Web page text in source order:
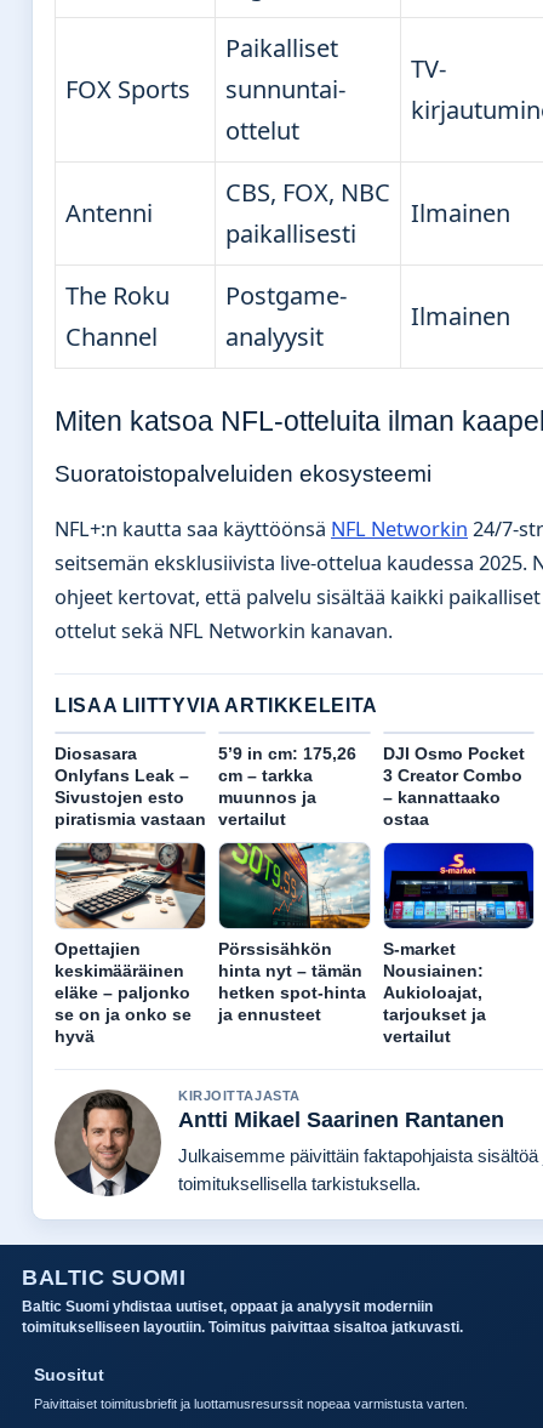
FOX Sports
Paikalliset
sunnuntai-
ottelut
TV-
Antenni
CBS, FOX, NBC
paikallisesti
Ilmainen
The Roku
Channel
Postgame-
analyysit
Ilmainen
Miten katsoa NFL-otteluita ilman
Suoratoistopalveluiden ekosysteemi
NFL+:n kautta saa käyttöönsä NFL Networkin 24/7-
seitsemän eksklusiivista live-ottelua kaudessa 2025.
ohjeet kertovat, että palvelu sisältää kaikki
ottelut sekä NFL Networkin kanavan.
LISAA LIITTYVIA ARTIKKELEITA
Diosasara
Onlyfans Leak –
Sivustojen esto
piratismia vastaan
5’9 in cm: 175,26
cm – tarkka
muunnos ja
vertailut
DJI Osmo Pocket
3 Creator Combo
– kannattaako
ostaa
Opettajien
keskimääräinen
eläke – paljonko
se on ja onko se
hyvä
Pörssisähkön
hinta nyt – tämän
hetken spot-hinta
ja ennusteet
S-market
Nousiainen:
Aukioloajat,
tarjoukset ja
vertailut
KIRJOITTAJASTA
Antti Mikael Saarinen Rantanen
Julkaisemme päivittäin faktapohjaista sisältöä
toimituksellisella tarkistuksella.
BALTIC SUOMI
Baltic Suomi yhdistaa uutiset, oppaat ja analyysit moderniin
toimitukselliseen layoutiin. Toimitus paivittaa sisaltoa jatkuvasti.
Suositut
Paivittaiset toimitusbriefit ja luottamusresurssit nopeaa varmistusta varten.